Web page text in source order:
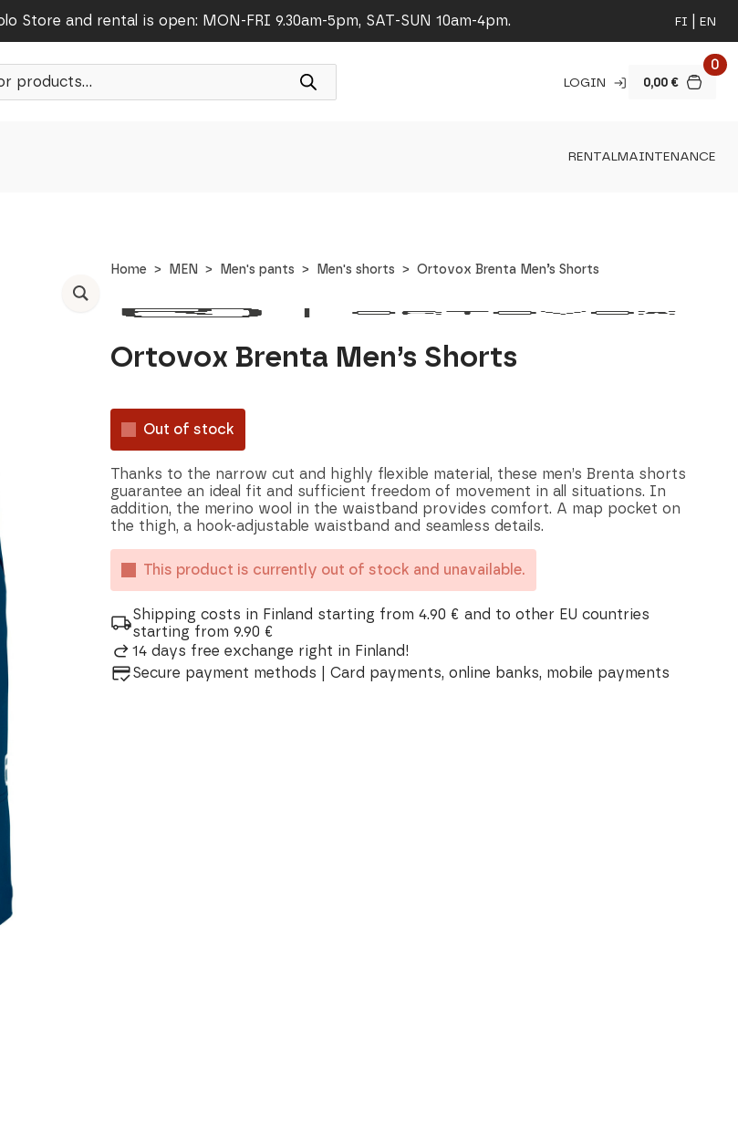
Store and rental is open: MON-FRI 9.30am-5pm, SAT-SUN 10am-4pm. FI EN
LOGIN 0,00 €
0
RENTALMAINTENANCE
Home MEN Men's pants Men's shorts Ortovox Brenta Men’s Shorts
Ortovox Brenta Men’s Shorts
Out of stock
Thanks to the narrow cut and highly flexible material, these men’s Brenta shorts
guarantee an ideal fit and sufficient freedom of movement in all situations. In
addition, the merino wool in the waistband provides comfort. A map pocket on
the thigh, a hook-adjustable waistband and seamless details.
This product is currently out of stock and unavailable.
Shipping costs in Finland starting from 4.90 € and to other EU countries
starting from 9.90 €
14 days free exchange right in Finland!
Secure payment methods | Card payments, online banks, mobile payments